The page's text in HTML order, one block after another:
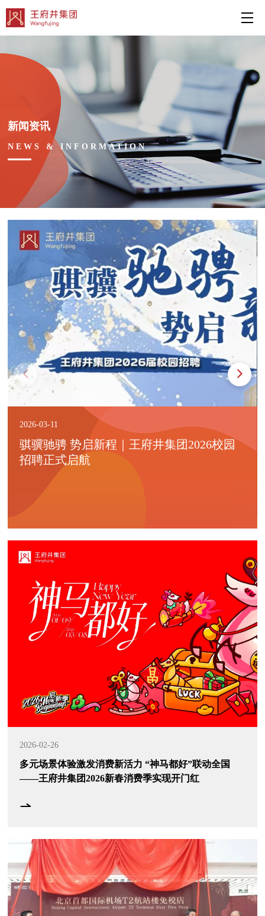
新闻资讯
NEWS & INFORMATION
2026-03-11
骐骥驰骋 势启新程｜王府井集团2026校园
招聘正式启航
2026-02-26
多元场景体验激发消费新活力 “神马都好”联动全国
——王府井集团2026新春消费季实现开门红